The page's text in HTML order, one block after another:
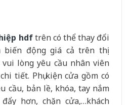
hdftrên có thể thay đổi
động giá cả trên thị
lòng yêu cầu nhân viên
tiết. Phụ kiện cửa gồm có
cầu, bản lề, khóa, tay nắm
hơn, chặn cửa,…khách